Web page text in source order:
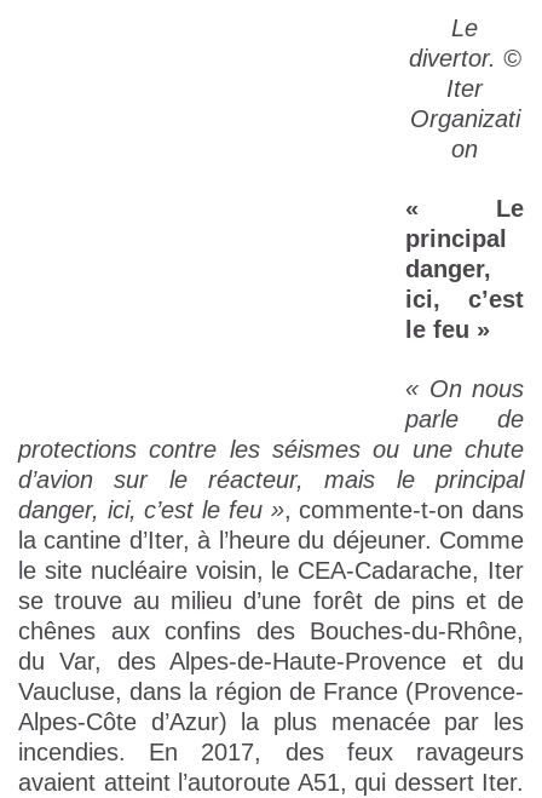
Le
divertor. ©
Iter
Organizati
on
« Le
principal
danger,
ici, c’est
le feu »
« On nous
parle de
protections contre les séismes ou une chute
d’avion sur le réacteur, mais le principal
danger, ici, c’est le feu », commente-t-on dans
la cantine d’Iter, à l’heure du déjeuner. Comme
le site nucléaire voisin, le CEA-Cadarache, Iter
se trouve au milieu d’une forêt de pins et de
chênes aux confins des Bouches-du-Rhône,
du Var, des Alpes-de-Haute-Provence et du
Vaucluse, dans la région de France (Provence-
Alpes-Côte d’Azur) la plus menacée par les
incendies. En 2017, des feux ravageurs
avaient atteint l’autoroute A51, qui dessert Iter.